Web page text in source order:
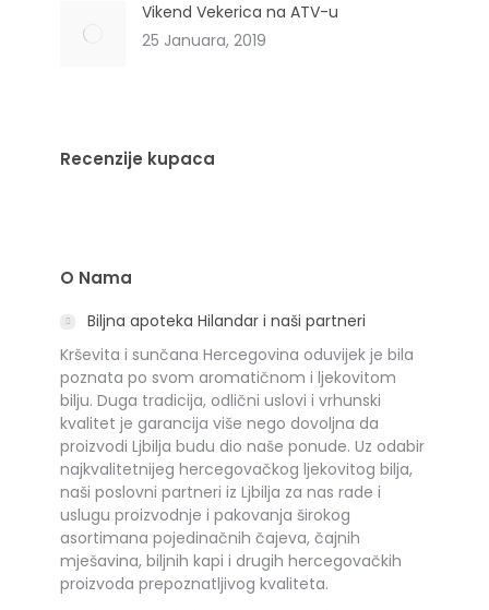
Vikend Vekerica na ATV-u
25 Januara, 2019
Recenzije kupaca
O Nama
Biljna apoteka Hilandar i naši partneri
Krševita i sunčana Hercegovina oduvijek je bila
poznata po svom aromatičnom i ljekovitom
bilju. Duga tradicija, odlični uslovi i vrhunski
kvalitet je garancija više nego dovoljna da
proizvodi Ljbilja budu dio naše ponude. Uz odabir
najkvalitetnijeg hercegovačkog ljekovitog bilja,
naši poslovni partneri iz Ljbilja za nas rade i
uslugu proizvodnje i pakovanja širokog
asortimana pojedinačnih čajeva, čajnih
mješavina, biljnih kapi i drugih hercegovačkih
proizvoda prepoznatljivog kvaliteta.